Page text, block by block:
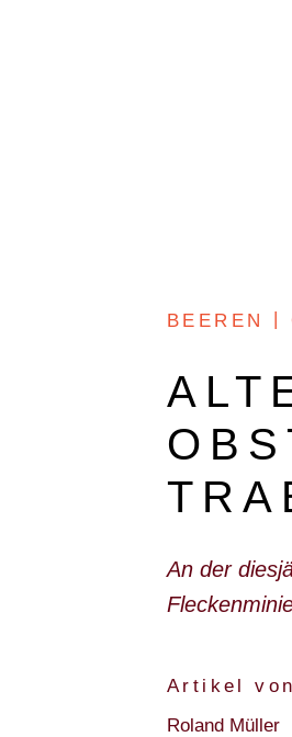
BEEREN
An der
Artikel
Roland Müller